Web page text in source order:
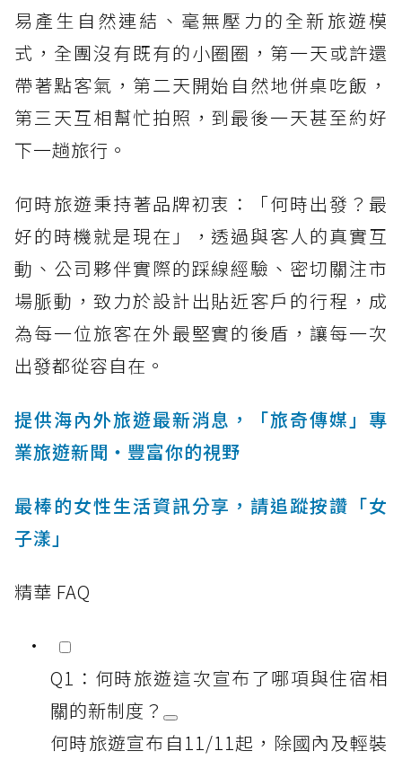
易產生自然連結、毫無壓力的全新旅遊模
式，全團沒有既有的小圈圈，第一天或許還
帶著點客氣，第二天開始自然地併桌吃飯，
第三天互相幫忙拍照，到最後一天甚至約好
下一趟旅行。
何時旅遊秉持著品牌初衷：「何時出發？最
好的時機就是現在」，透過與客人的真實互
動、公司夥伴實際的踩線經驗、密切關注市
場脈動，致力於設計出貼近客戶的行程，成
為每一位旅客在外最堅實的後盾，讓每一次
出發都從容自在。
提供海內外旅遊最新消息，「旅奇傳媒」專
業旅遊新聞‧豐富你的視野
最棒的女性生活資訊分享，請追蹤按讚「女
子漾」
精華 FAQ
Q1：何時旅遊這次宣布了哪項與住宿相
關的新制度？
何時旅遊宣布自11/11起，除國內及輕裝